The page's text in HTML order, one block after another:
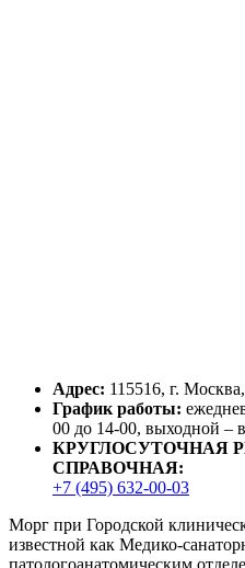
Адрес: 115516, г.
График работы:
00 до 14-00, выходной –
КРУГЛОСУТОЧНАЯ
СПРАВОЧНАЯ:
+7 (495) 632-00-03
Морг при Городской
известной как Медико-
патологоанатомическим